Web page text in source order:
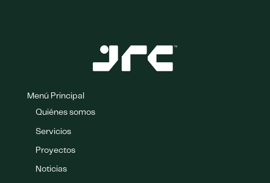
Menú Principal
Quiénes somos
Servicios
Proyectos
Noticias